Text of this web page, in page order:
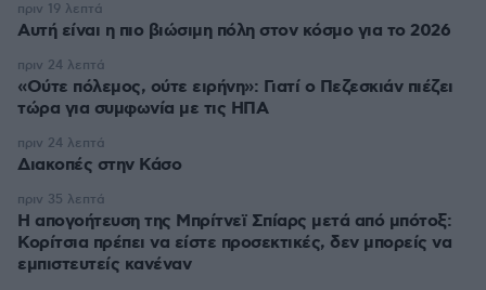
Αυτή είναι η πιο βιώσιμη πόλη στον κόσμο για το 2026
πριν 19 λεπτά
«Ούτε πόλεμος, ούτε ειρήνη»: Γιατί ο Πεζεσκιάν πιέζει
τώρα για συμφωνία με τις ΗΠΑ
πριν 24 λεπτά
Διακοπές στην Κάσο
πριν 24 λεπτά
Η απογοήτευση της Μπρίτνεϊ Σπίαρς μετά από μπότοξ:
Κορίτσια πρέπει να είστε προσεκτικές, δεν μπορείς να
εμπιστευτείς κανέναν
πριν 35 λεπτά